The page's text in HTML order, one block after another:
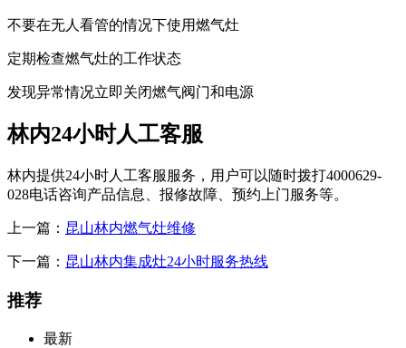
不要在无人看管的情况下使用燃气灶
定期检查燃气灶的工作状态
发现异常情况立即关闭燃气阀门和电源
林内24小时人工客服
林内提供24小时人工客服服务，用户可以随时拨打4000629-
028电话咨询产品信息、报修故障、预约上门服务等。
上一篇： 昆山林内燃气灶维修
下一篇： 昆山林内集成灶24小时服务热线
推荐
最新